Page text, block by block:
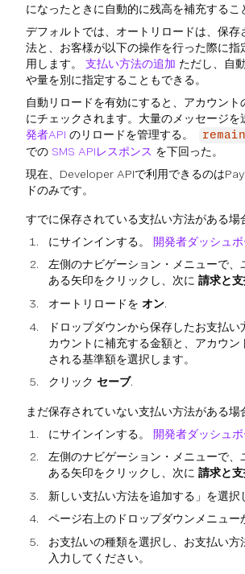
になったときに自動的に残高を補充するこ
デフォルトでは、オートリロードは、保存
法と、お客様が以下の操作を行った際に指
用します。 支払い方法の追加 ただし、自
や量を別に指定することもできる。
自動リロードを有効にすると、アカウント
にチェックされます。大量のメッセージを
発者API のリロードを管理する。
での SMS APIレスポンス を下回った。
現在、Developer APIで利用できるのは
ドのみです。
すでに保存されている支払い方法がある場
にサインインする。 開発者ダッシュボ
左側のナビゲーション・メニューで、
ある矢印をクリックし、次に 請求と
オートリロードを オン.
ドロップダウンから保存したお支払い
カウントに補充する金額と、アカウン
される基準額を選択します。
クリック セーブ.
まだ保存されていない支払い方法がある場
にサインインする。 開発者ダッシュボ
左側のナビゲーション・メニューで、
ある矢印をクリックし、次に 請求と
新しい支払い方法を追加する」を選択
ページ右上のドロップダウンメニュー
お支払いの種類を選択し、お支払い方
入力してください。